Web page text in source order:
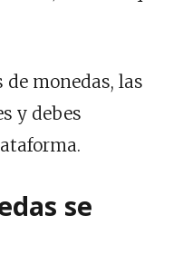
de monedas, las
y debes
se